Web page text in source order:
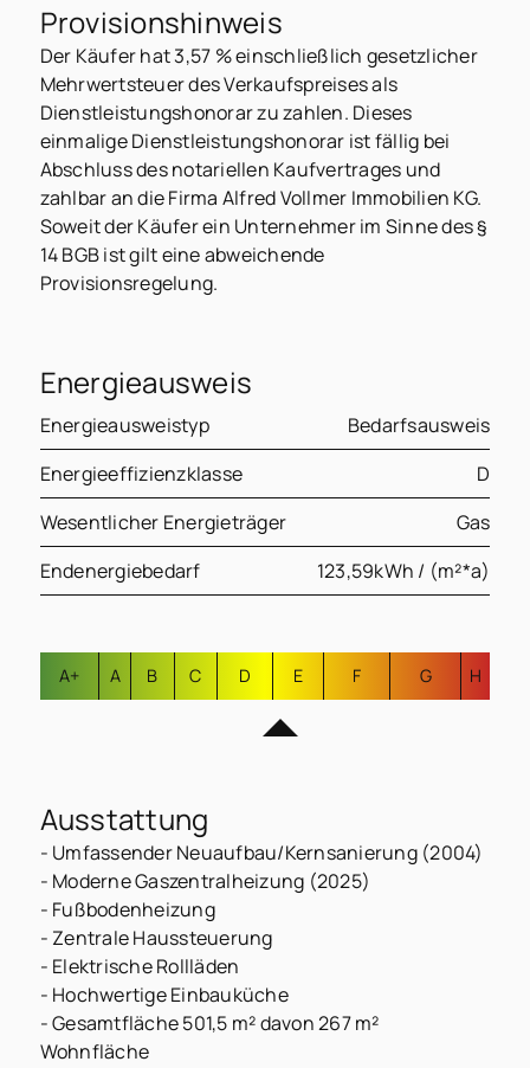
Provisionshinweis
Der Käufer hat 3,57 % einschließlich gesetzlicher
Mehrwertsteuer des Verkaufspreises als
Dienstleistungshonorar zu zahlen. Dieses
einmalige Dienstleistungshonorar ist fällig bei
Abschluss des notariellen Kaufvertrages und
zahlbar an die Firma Alfred Vollmer Immobilien KG.
Soweit der Käufer ein Unternehmer im Sinne des §
14 BGB ist gilt eine abweichende
Provisionsregelung.
Energieausweis
Energieausweistyp
Bedarfsausweis
Energieeffizienzklasse
D
Wesentlicher Energieträger
Gas
Endenergiebedarf
123,59kWh / (m²*a)
A+ A B C D E F G H
Ausstattung
- Umfassender Neuaufbau/Kernsanierung (2004)
- Moderne Gaszentralheizung (2025)
- Fußbodenheizung
- Zentrale Haussteuerung
- Elektrische Rollläden
- Hochwertige Einbauküche
- Gesamtfläche 501,5 m² davon 267 m²
Wohnfläche